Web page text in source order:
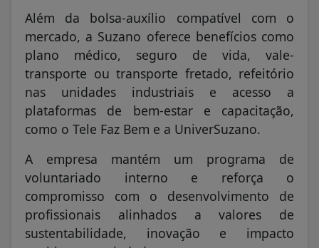
Além da bolsa-auxílio compatível com o
mercado, a Suzano oferece benefícios como
plano médico, seguro de vida, vale-
transporte ou transporte fretado, refeitório
nas unidades industriais e acesso a
plataformas de bem-estar e capacitação,
como o Tele Faz Bem e a UniverSuzano.
A empresa mantém um programa de
voluntariado interno e reforça o
compromisso com o desenvolvimento de
profissionais alinhados a valores de
sustentabilidade, inovação e impacto